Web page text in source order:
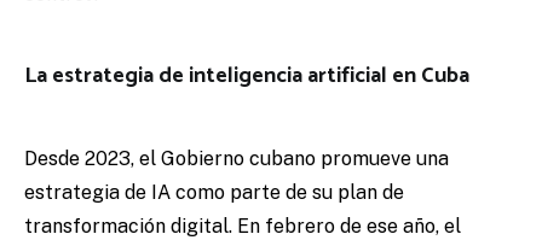
La estrategia de inteligencia artificial en Cuba
Desde 2023, el Gobierno cubano promueve una
estrategia de IA como parte de su plan de
transformación digital. En febrero de ese año, el